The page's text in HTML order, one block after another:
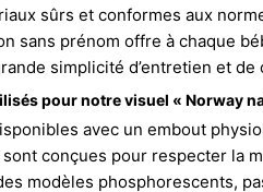
sûrs et conformes aux
sans prénom offre à chaque
simplicité d’entretien et de
pour notre visuel « Norway
avec un embout
conçues pour respecter la
modèles phosphorescents,